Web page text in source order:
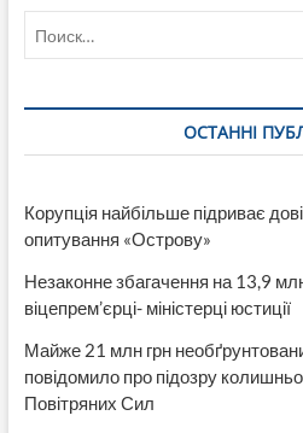
військові
ОСТАННІ
Корупція найбільше підриває
опитування «Острову»
Незаконне збагачення на 13,9
віцепрем’єрці- міністерці юстиції
Майже 21 млн грн
повідомило про підозру
Повітряних Сил